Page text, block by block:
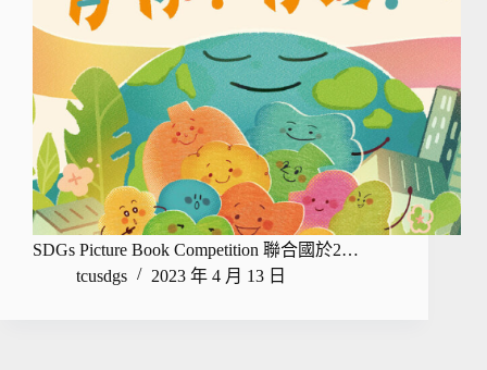
SDGs Picture Book Competition 聯合國於2…
tcusdgs
2023 年 4 月 13 日